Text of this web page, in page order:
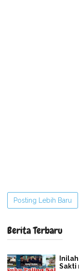
Posting Lebih Baru
Berita Terbaru
Sakti